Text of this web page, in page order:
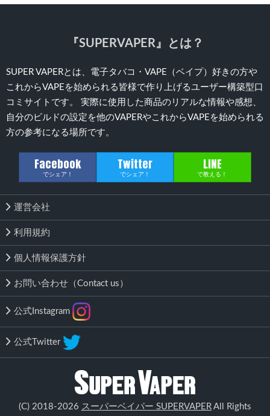
『SUPERVAPER』とは？
SUPER VAPERとは、電子タバコ・VAPE（ベイプ）好きの方や
これからVAPEを始められる皆様で作り上げるユーザー構築型口
コミサイトです。 実際に使用した商品のリアルな情報や感想、
自分のビルドの設定を他のVAPERやこれからVAPEを始められる
方の参考になる場所です。
Facebook
でシェア！
Twitter
でシェア！
LINE
で教える！
運営会社
利用規約
個人情報保護方針
お問い合わせ（Contact us）
公式Instagram
公式Twitter
(C) 2018-2026 スーパーベイパー SUPERVAPER All Rights
該当する商品がありません